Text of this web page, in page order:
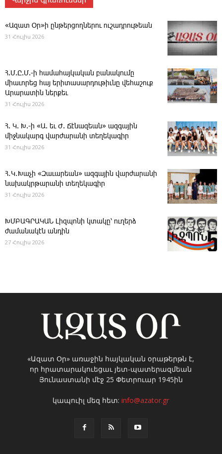
«Ազատ Օր»ի ընթերցողներու ուշադրութեան
31 Հուլիս 2026
Հ.Մ.Ը.Մ.-ի համահայկական բանակումը
միաւորեց հայ երիտասարդութիւնը վեհաշուք
Արարատին ներքեւ
31 Հուլիս 2026
Հ. Կ. Խ.-ի «Ա. եւ Ժ. ­Ճէնազեան» ազգային
միջնակարգ վարժարանի տեղեկագիր
31 Հուլիս 2026
Հ․Կ․Խաչի «Զաւարեան» ազգային վարժարանի
նախակրթարանի տեղեկագիր
31 Հուլիս 2026
ԽՄԲԱԳՐԱԿԱՆ ­Լիզպոնի կտակը՝ ուղերձ
ժամանակէն անդին
27 Հուլիս 2026
«Ազատ Օր» առաջին հայկական օրաթերթն է,
որ հրատարակուեցաւ յետ-պատերազմեան
Յունաստանի մէջ 25 Փետրուար 1945ին
կապուիլ մեզ հետ:info@azator.gr